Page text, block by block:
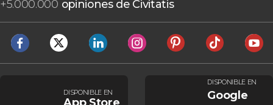
+5.000.000 opiniones de Civitatis
DISPONIBLE EN
App Store
DISPONIBLE EN
Google